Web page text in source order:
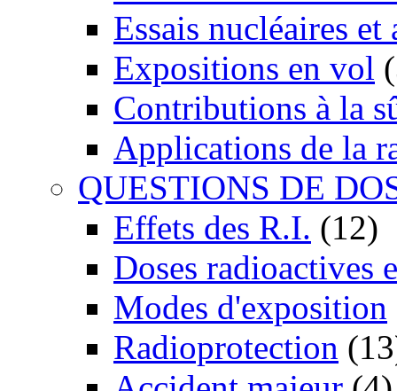
Essais nucléaires et
Expositions en vol
Contributions à la
Applications de la
QUESTIONS DE
Effets des R.I. (12)
Doses radioactives
Modes d'exposition
Radioprotection